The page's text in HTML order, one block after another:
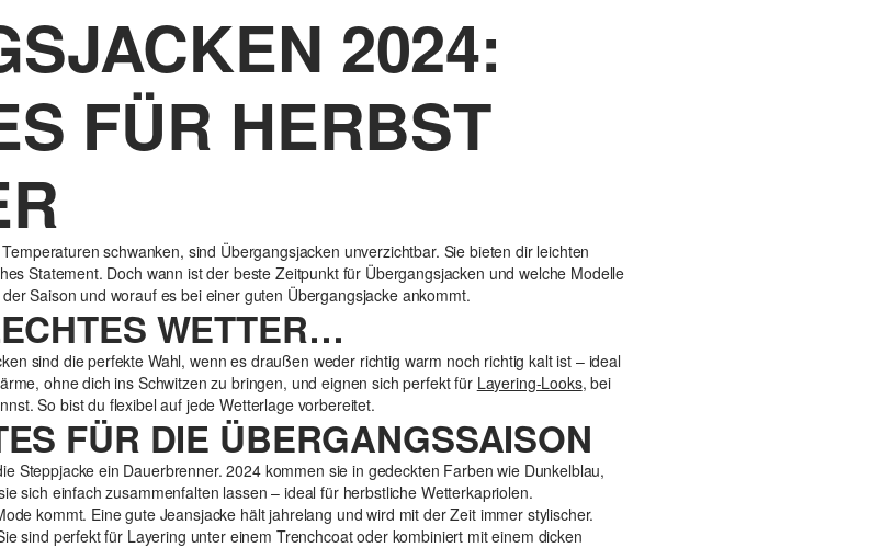
2024:
FÜR HERBST
schwanken, sind Übergangsjacken unverzichtbar. Sie bieten dir leichten
Statement. Doch wann ist der beste Zeitpunkt für Übergangsjacken und welche Modelle
Saison und worauf es bei einer guten Übergangsjacke ankommt.
WETTER…
sind die perfekte Wahl, wenn es draußen weder richtig warm noch richtig kalt ist – ideal
ohne dich ins Schwitzen zu bringen, und eignen sich perfekt für Layering-Looks, bei
So bist du flexibel auf jede Wetterlage vorbereitet.
FÜR DIE ÜBERGANGSSAISON
Steppjacke ein Dauerbrenner. 2024 kommen sie in gedeckten Farben wie Dunkelblau,
sich einfach zusammenfalten lassen – ideal für herbstliche Wetterkapriolen.
kommt. Eine gute Jeansjacke hält jahrelang und wird mit der Zeit immer stylischer.
sind perfekt für Layering unter einem Trenchcoat oder kombiniert mit einem dicken